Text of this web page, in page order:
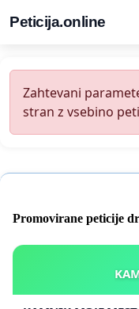
Peticija.online
Zahtevani
stran z vsebino
Promovirane peticije